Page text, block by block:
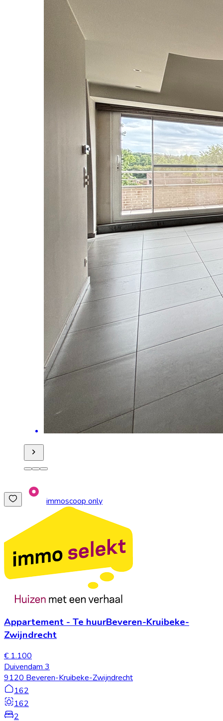
immoscoop only
Appartement - Te huurBeveren-Kruibeke-
Zwijndrecht
€ 1.100
Duivendam 3
9120 Beveren-Kruibeke-Zwijndrecht
162
162
2